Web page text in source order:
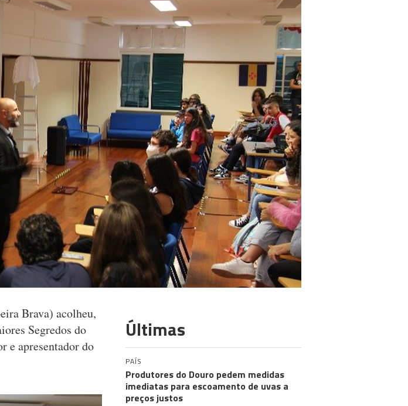
Brava) acolheu,
Segredos do
e apresentador do
Últimas
PAÍS
Produtores do Douro pedem medidas
imediatas para escoamento de uvas a
preços justos